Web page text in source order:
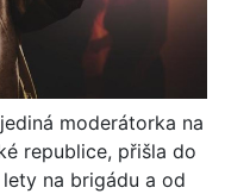
moderátorka na
republice, přišla do
na brigádu a od